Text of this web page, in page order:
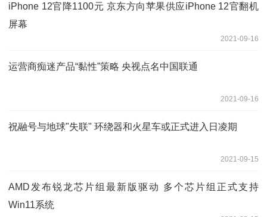
iPhone 12官降1100元 京东方向苹果供应iPhone 12官翻机
屏幕
2021-09-16
运营商痴迷产品“黏性”策略 央视点名中国联通
2021-09-16
祝融号与地球"失联" 环绕器和火星车或正式进入日凌期
2021-09-15
AMD发布锐龙芯片组最新版驱动 多个芯片组正式支持
Win11系统